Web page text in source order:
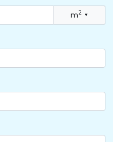
m2 ▾